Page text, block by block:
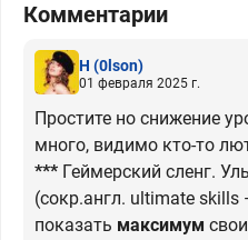
Комментарии
H (0lson)
01 февраля 2025 г.
Простите но снижение
много, видимо кто-то
*** Геймерский сленг.
(сокр.англ. ultimate
показать максимум